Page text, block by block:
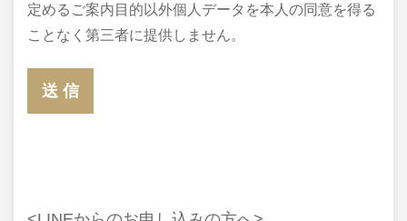
定めるご案内目的以外個人データを本人の同意を得る
ことなく第三者に提供しません。